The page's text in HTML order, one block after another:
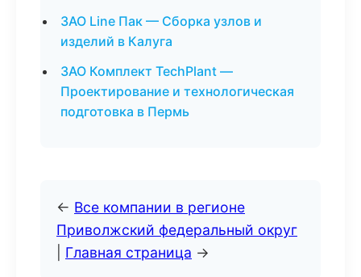
ЗАО Line Пак — Сборка узлов и
изделий в Калуга
ЗАО Комплект TechPlant —
Проектирование и технологическая
подготовка в Пермь
← Все компании в регионе
Приволжский федеральный округ
Главная страница →